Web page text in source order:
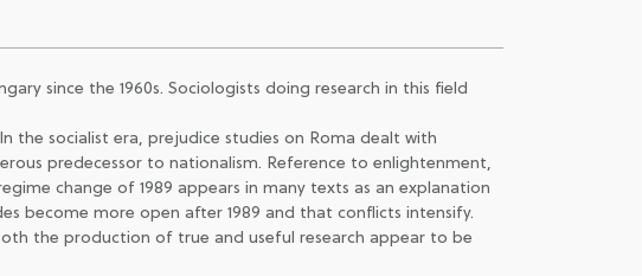
since the 1960s. Sociologists doing research in this field
the socialist era, prejudice studies on Roma dealt with
predecessor to nationalism. Reference to enlightenment,
change of 1989 appears in many texts as an explanation
become more open after 1989 and that conflicts intensify.
the production of true and useful research appear to be